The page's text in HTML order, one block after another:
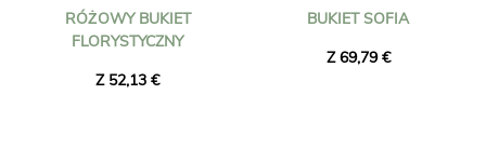
RÓŻOWY BUKIET
FLORYSTYCZNY
Z 52,13 €
BUKIET SOFIA
Z 69,79 €